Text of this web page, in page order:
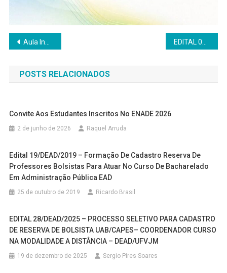
Navegação
de
Post
Aula Inaugural do Curso de Pedagogia: Ser pedagoga(o): da formação à atuação
POSTS RELACIONADOS
Convite Aos Estudantes Inscritos No ENADE 2026
2 de junho de 2026 Raquel Arruda
Edital 19/DEAD/2019 – Formação De Cadastro Reserva De
Professores Bolsistas Para Atuar No Curso De Bacharelado
Em Administração Pública EAD
25 de outubro de 2019 Ricardo Brasil
EDITAL 28/DEAD/2025 – PROCESSO SELETIVO PARA CADASTRO
DE RESERVA DE BOLSISTA UAB/CAPES– COORDENADOR CURSO
NA MODALIDADE A DISTÂNCIA – DEAD/UFVJM
19 de dezembro de 2025 Sergio Pires Soares